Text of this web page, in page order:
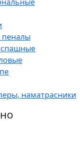
пеналы
наматрасники